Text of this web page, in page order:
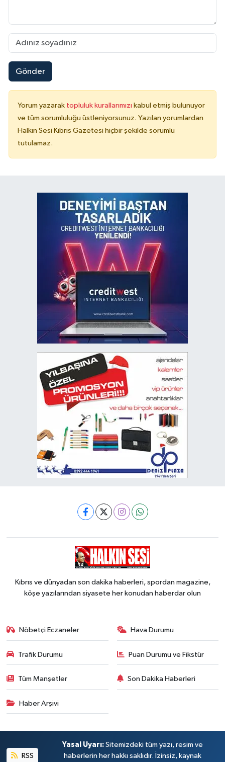
Gönder
Yorum yazarak topluluk kurallarımızı kabul etmiş bulunuyor
ve tüm sorumluluğu üstleniyorsunuz. Yazılan yorumlardan
Halkın Sesi Kıbrıs Gazetesi hiçbir şekilde sorumlu
tutulamaz.
Kıbrıs ve dünyadan son dakika haberleri, spordan magazine,
köşe yazılarından siyasete her konudan haberdar olun
Nöbetçi Eczaneler Hava Durumu
Trafik Durumu Puan Durumu ve Fikstür
Tüm Manşetler Son Dakika Haberleri
Haber Arşivi
RSS
Yasal Uyarı: Sitemizdeki tüm yazı, resim ve
haberlerin her hakkı saklıdır. İzinsiz, kaynak